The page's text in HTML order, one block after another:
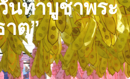
นทาบูชาพระ
าตุ”